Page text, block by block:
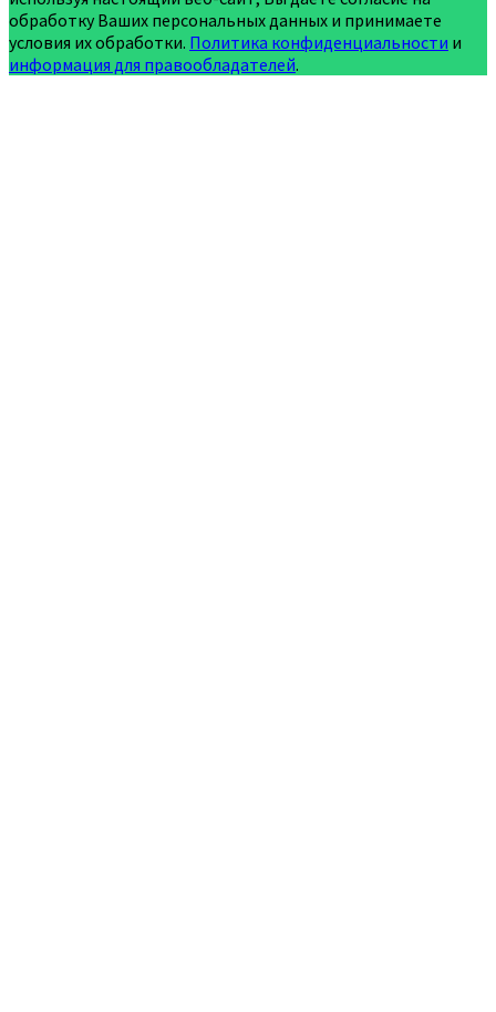
обработку Ваших персональных данных и принимаете
условия их обработки. Политика конфиденциальности и
информация для правообладателей.